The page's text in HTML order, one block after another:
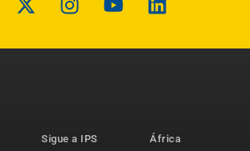
Sigue a IPS
África